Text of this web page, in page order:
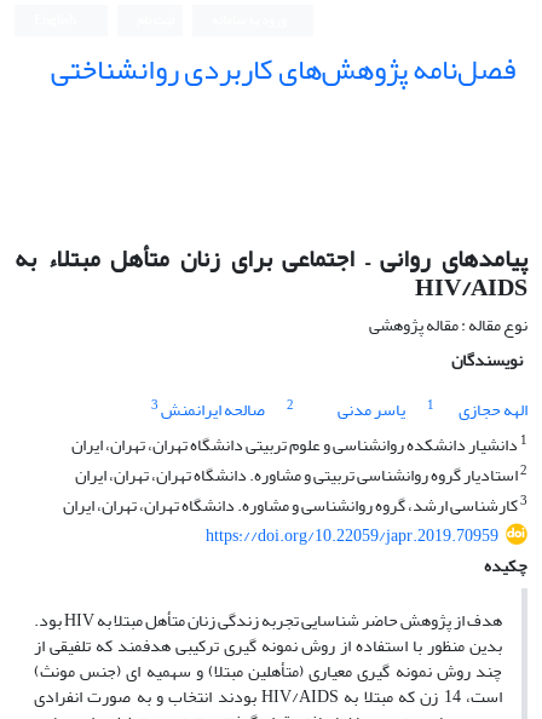
فصل‌نامه پژوهش‌های کاربردی روانشناختی
پیامدهای روانی – اجتماعی برای زنان متأهل مبتلاء به
HIV/AIDS
نوع مقاله : مقاله پژوهشی
نویسندگان
الهه حجازی
1 یاسر مدنی 2 صالحه ایرانمنش3
1 دانشیار دانشکده روانشناسی و علوم تربیتی دانشگاه تهران، تهران، ایران
2استادیار گروه روانشناسی تربیتی و مشاوره. دانشگاه تهران، تهران، ایران
3کارشناسی ارشد، گروه روانشناسی و مشاوره. دانشگاه تهران، تهران، ایران
https://doi.org/10.22059/japr.2019.70959
چکیده
هدف از پژوهش حاضر شناسایی تجربه زندگی زنان متأهل مبتلا به HIV بود.
بدین منظور با استفاده از روش نمونه ‌گیری ترکیبی هدفمند که تلفیقی از
چند روش نمونه ‌گیری معیاری (متأهلین مبتلا) و سهمیه ‌ای (جنس مونث)
است، 14 زن که مبتلا به HIV/AIDS بودند انتخاب و به صورت انفرادی